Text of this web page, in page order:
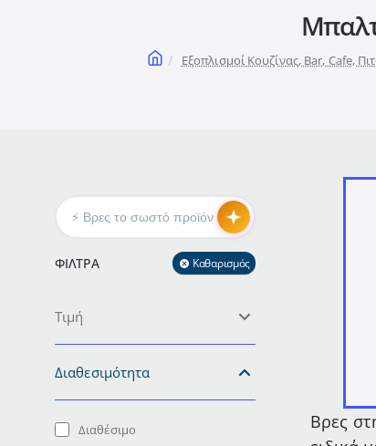
homeΕξοπλισμοί Κουζίνας, Bar, Cafe,
ΦΊΛΤΡΑ Καθαρισμός
Τιμή
Διαθεσιμότητα
Διαθέσιμο
Βρες